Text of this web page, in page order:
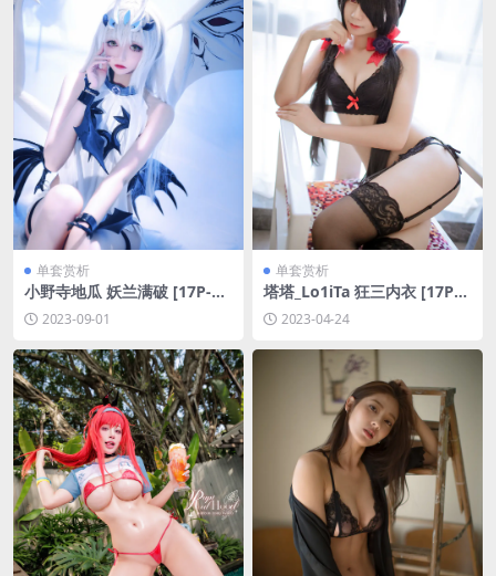
单套赏析
小野寺地瓜 妖兰满破 [17P-15
0MB]2023-09-01
单套赏析
塔塔_Lo1iTa 狂三内衣 [17P-1
70MB]
2023-04-24